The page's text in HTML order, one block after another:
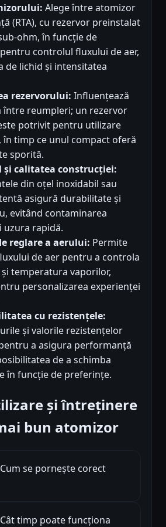
Alege între atomizor
(RTA), cu rezervor preinstalat
ohm, în funcție de
controlul fluxului de aer,
de lichid și intensitatea
rezervorului: Influențează
între reumpleri; un rezervor
potrivit pentru utilizare
în timp ce unul compact oferă
sporită.
și calitatea construcției:
din oțel inoxidabil sau
asigură durabilitate și
evitând contaminarea
uzura rapidă.
reglare a aerului: Permite
de aer pentru a controla
temperatura vaporilor,
personalizarea experienței
cu rezistențele:
și valorile rezistențelor
a asigura performanță
de a schimba
în funcție de preferințe.
și întreținere
bun atomizor
Cum se pornește corect
Cât timp poate funcționa